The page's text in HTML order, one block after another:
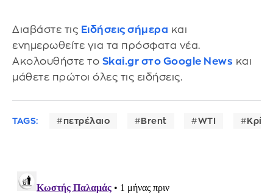
Διαβάστε τις Ειδήσεις σήμερα και
ενημερωθείτε για τα πρόσφατα νέα.
Ακολουθήστε το Skai.gr στο Google News και
μάθετε πρώτοι όλες τις ειδήσεις.
TAGS: πετρέλαιο Brent WTI